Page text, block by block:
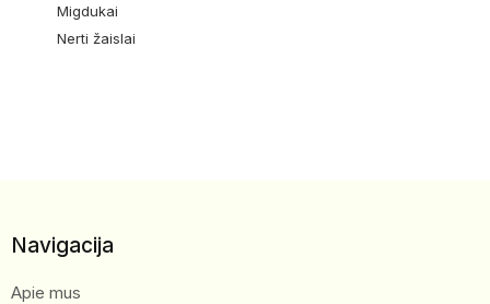
Migdukai
Nerti žaislai
Navigacija
Apie mus